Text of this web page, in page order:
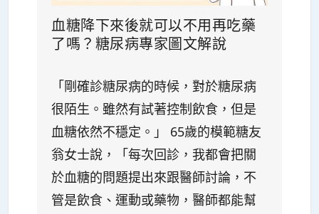
血糖降下來後就可以不用再吃藥
了嗎？糖尿病專家圖文解說
「剛確診糖尿病的時候，對於糖尿病
很陌生。雖然有試著控制飲食，但是
血糖依然不穩定。」 65歲的模範糖友
翁女士說，「每次回診，我都會把關
於血糖的問題提出來跟醫師討論，不
管是飲食、運動或藥物，醫師都能幫